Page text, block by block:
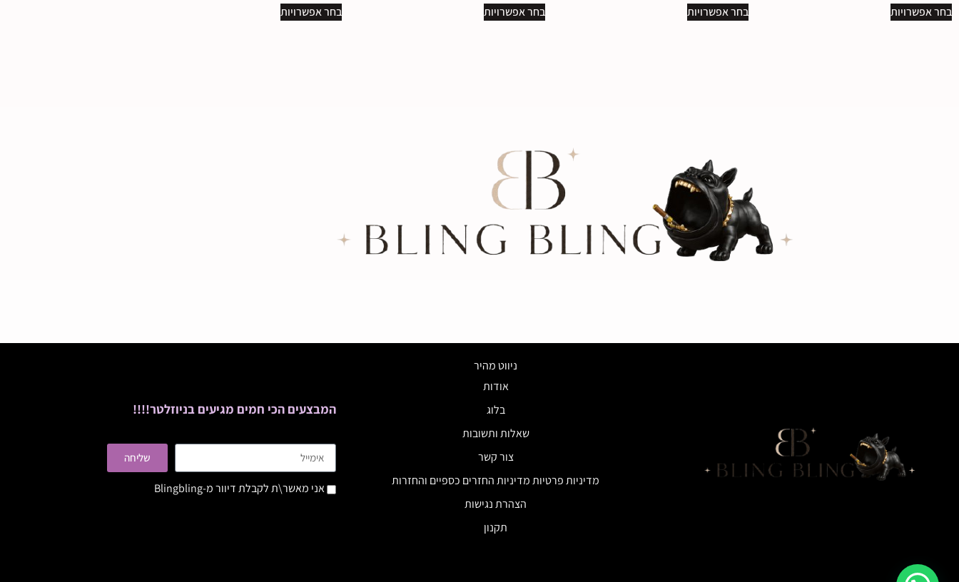
בחר אפשרויות בחר אפשרויות בחר אפשרויות בחר אפשרויות
ניווט מהיר
אודות
בלוג
שאלות ותשובות
צור קשר
מדיניות פרטיות מדיניות החזרים כספיים והחזרות
הצהרת נגישות
תקנון
המבצעים הכי חמים מגיעים בניוזלטר!!!!
אני מאשר\ת לקבלת דיוור מ-Blingbling
שליחה